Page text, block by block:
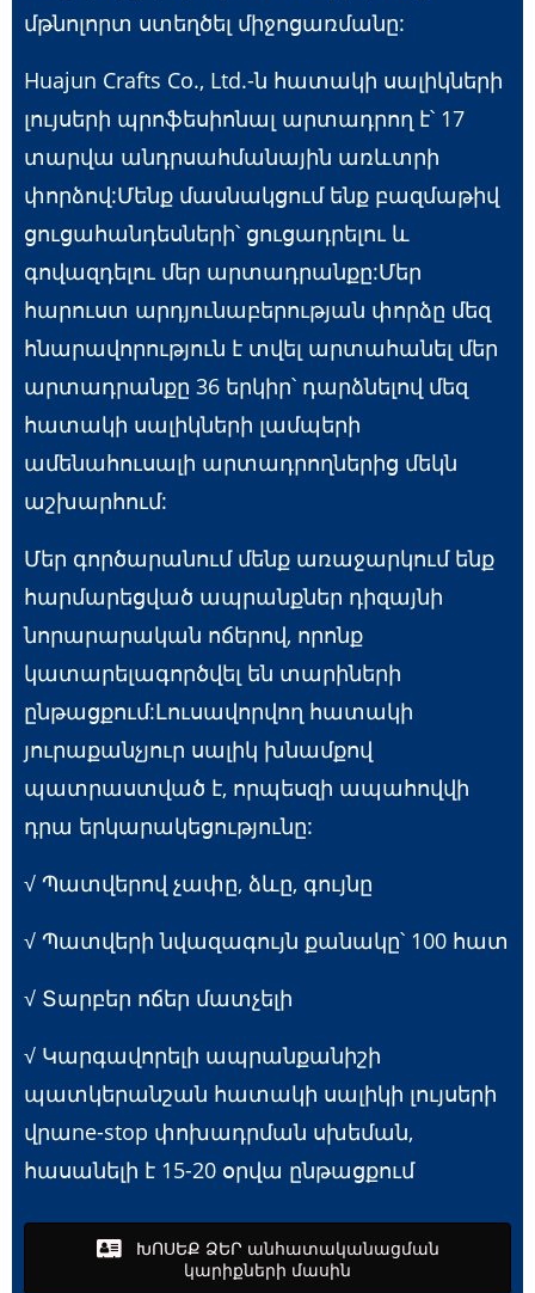
մթնոլորտ ստեղծել միջոցառմանը:
Huajun Crafts Co., Ltd.-ն հատակի սալիկների
լույսերի պրոֆեսիոնալ արտադրող է՝ 17
տարվա անդրսահմանային առևտրի
փորձով:Մենք մասնակցում ենք բազմաթիվ
ցուցահանդեսների՝ ցուցադրելու և
գովազդելու մեր արտադրանքը:Մեր
հարուստ արդյունաբերության փորձը մեզ
հնարավորություն է տվել արտահանել մեր
արտադրանքը 36 երկիր՝ դարձնելով մեզ
հատակի սալիկների լամպերի
ամենահուսալի արտադրողներից մեկն
աշխարհում:
Մեր գործարանում մենք առաջարկում ենք
հարմարեցված ապրանքներ դիզայնի
նորարարական ոճերով, որոնք
կատարելագործվել են տարիների
ընթացքում:Լուսավորվող հատակի
յուրաքանչյուր սալիկ խնամքով
պատրաստված է, որպեսզի ապահովվի
դրա երկարակեցությունը:
√ Պատվերով չափը, ձևը, գույնը
√ Պատվերի նվազագույն քանակը՝ 100 հատ
√ Տարբեր ոճեր մատչելի
√ Կարգավորելի ապրանքանիշի
պատկերանշան հատակի սալիկի լույսերի
վրաne-stop փոխադրման սխեման,
հասանելի է 15-20 օրվա ընթացքում
ԽՈՍԵՔ ՁԵՐ անհատականացման
կարիքների մասին